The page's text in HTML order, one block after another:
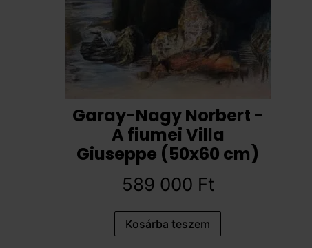
Garay-Nagy Norbert -
A fiumei Villa
Giuseppe (50x60 cm)
589 000 Ft
Kosárba teszem